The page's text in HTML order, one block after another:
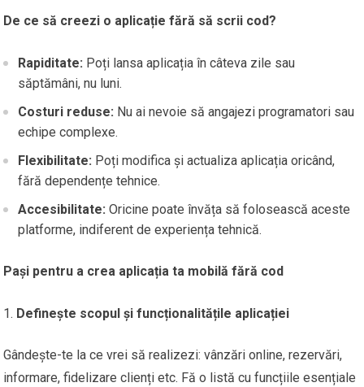
De ce să creezi o aplicație fără să scrii cod?
Rapiditate: Poți lansa aplicația în câteva zile sau
săptămâni, nu luni.
Costuri reduse: Nu ai nevoie să angajezi programatori sau
echipe complexe.
Flexibilitate: Poți modifica și actualiza aplicația oricând,
fără dependențe tehnice.
Accesibilitate: Oricine poate învăța să folosească aceste
platforme, indiferent de experiența tehnică.
Pași pentru a crea aplicația ta mobilă fără cod
Definește scopul și funcționalitățile aplicației
Gândește-te la ce vrei să realizezi: vânzări online, rezervări,
informare, fidelizare clienți etc. Fă o listă cu funcțiile esențiale